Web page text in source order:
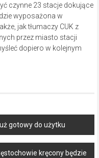
czynne 23 stacje dokujące
wyposażona w
jak tłumaczy CUK z
przez miasto stacji
dopiero w kolejnym
gotowy do użytku
kręcony będzie